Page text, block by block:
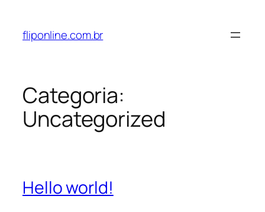
fliponline.com.br
Categoria:
Uncategorized
Hello world!